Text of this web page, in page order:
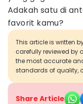
Adakah satu di
favorit kamu?
This article is written
carefully reviewed by
the most accurate
standards of quality,
Share Article